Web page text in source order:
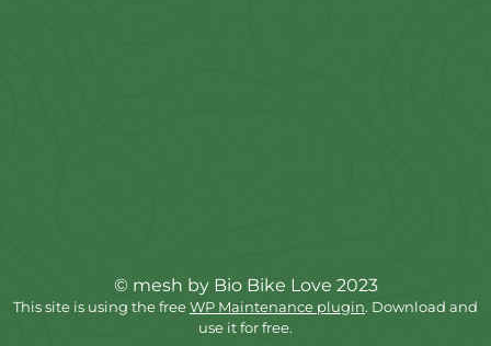
© mesh by Bio Bike Love 2023
This site is using the freeWP Maintenance plugin. Download and
use it for free.